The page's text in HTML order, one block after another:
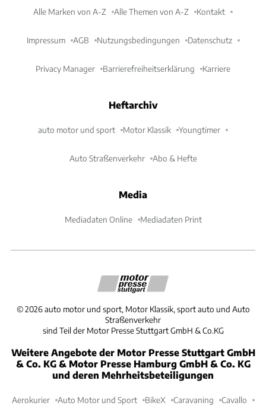
Alle Marken von A-Z Alle Themen von A-Z Kontakt
Impressum AGB Nutzungsbedingungen Datenschutz
Privacy Manager Barrierefreiheitserklärung Karriere
Heftarchiv
auto motor und sport Motor Klassik Youngtimer
Auto Straßenverkehr Abo & Hefte
Media
Mediadaten Online Mediadaten Print
©2026 auto motor und sport, Motor Klassik, sport auto und Auto
Straßenverkehr
sind Teil der Motor Presse Stuttgart GmbH & Co.KG
Weitere Angebote der Motor Presse Stuttgart GmbH
& Co. KG & Motor Presse Hamburg GmbH & Co. KG
und deren Mehrheitsbeteiligungen
Aerokurier Auto Motor und Sport BikeX Caravaning Cavallo